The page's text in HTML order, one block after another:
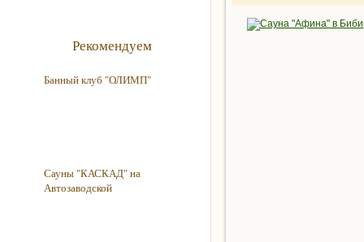
Рекомендуем
Банный клуб "ОЛИМП"
Сауны "КАСКАД" на
Автозаводской